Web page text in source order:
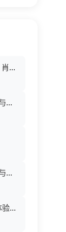
数据科学中的R语言 (李舰，肖凯著, 李舰，肖凯著；吴喜之审校, Pdg2Pic).pdf
Android源码设计模式解析与实战 (何红辉，关爱民著, 何红辉, 关爱民著, 何红辉, 关爱民).pdf
Android源码设计模式解析与实战 (何红辉，关爱民著, 何红辉, 关爱民著, 何红辉, 关爱民).pdf
决胜UX：互联网产品用户体验策略 ([美] Jaime Levy [[美] Jaime Levy]).epub